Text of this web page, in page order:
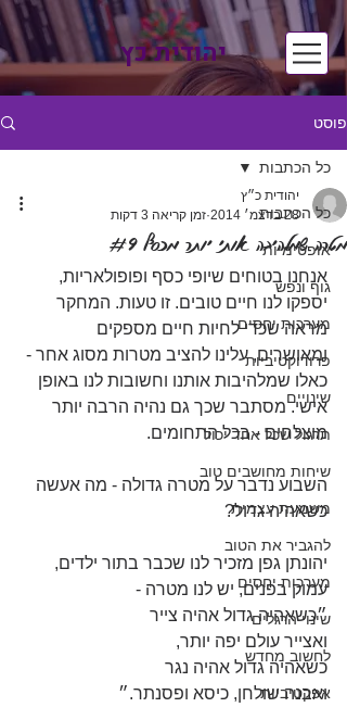
יהודית כץ
פוסט
כל הכתבות
אופטימיות
גוף ונפש
מערכות יחסים
פרודוקטיביות
שינויים
תרגול שכל אחד יכול
שיחות מחושבים טוב
משמעת עצמית
להגביר את הטוב
מערכות יחסים
שינוי הרגלים
לחשוב מחדש
אפקטיביות
כל הכתבות
מטרה שמלהיבה אותי יותר מכסף #9
יהודית כ״ץ
28 בדצמ׳ 2014
זמן קריאה 3 דקות
אנחנו בטוחים שיופי כסף ופופולאריות,
יספקו לנו חיים טובים. זו טעות. המחקר
מראה שכדי לחיות חיים מספקים
ומאושרים, עלינו להציב מטרות מסוג אחר -
כאלו שמלהיבות אותנו וחשובות לנו באופן
אישי. מסתבר שכך גם נהיה הרבה יותר
מוצלחים - בכל התחומים.
השבוע נדבר על מטרה גדולה - מה אעשה
כשאהיה גדול?
יהונתן גפן מזכיר לנו שכבר בתור ילדים,
עמוק בפנים, יש לנו מטרה -
״כשאהיה גדול אהיה צייר
ואצייר עולם יפה יותר,
כשאהיה גדול אהיה נגר
ואבנה שולחן, כיסא ופסנתר.״